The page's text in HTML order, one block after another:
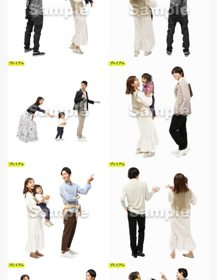
プレミアム プレミアム
プレミアム プレミアム
プレミアム プレミアム